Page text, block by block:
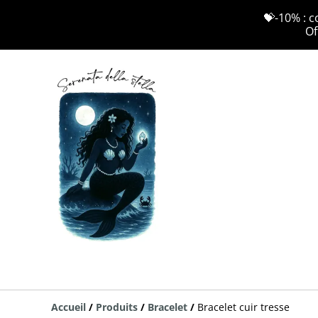
💝-10% :
Accueil / Produits / Bracelet / Bracelet cuir tresse